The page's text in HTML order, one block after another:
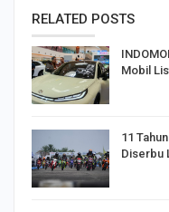
RELATED POSTS
Mobil
11
Diserbu